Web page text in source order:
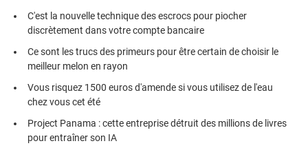
C'est la nouvelle technique des escrocs pour piocher
discrètement dans votre compte bancaire
Ce sont les trucs des primeurs pour être certain de choisir le
meilleur melon en rayon
Vous risquez 1500 euros d'amende si vous utilisez de l'eau
chez vous cet été
Project Panama : cette entreprise détruit des millions de livres
pour entraîner son IA